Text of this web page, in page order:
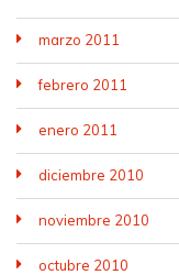
marzo 2011
febrero 2011
enero 2011
diciembre 2010
noviembre 2010
octubre 2010